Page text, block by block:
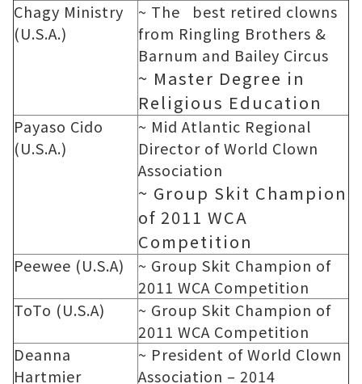
Chagy Ministry
(U.S.A.)
~ The best retired clowns
from Ringling Brothers &
Barnum and Bailey Circus
~ Master Degree in
Religious Education
Payaso Cido
(U.S.A.)
~ Mid Atlantic Regional
Director of World Clown
Association
~ Group Skit Champion
of 2011 WCA
Competition
Peewee (U.S.A)
~ Group Skit Champion of
2011 WCA Competition
ToTo (U.S.A)
~ Group Skit Champion of
2011 WCA Competition
Deanna
Hartmier
~ President of World Clown
Association – 2014